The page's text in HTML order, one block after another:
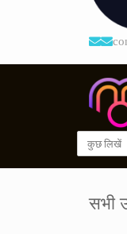
सभी